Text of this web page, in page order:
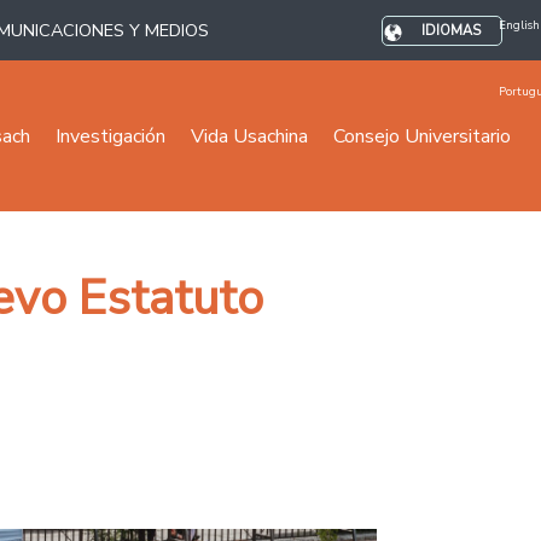
Y MEDIOS IDIOMAS English
Investigación Vida Usachina Consejo Universitario
Estatuto